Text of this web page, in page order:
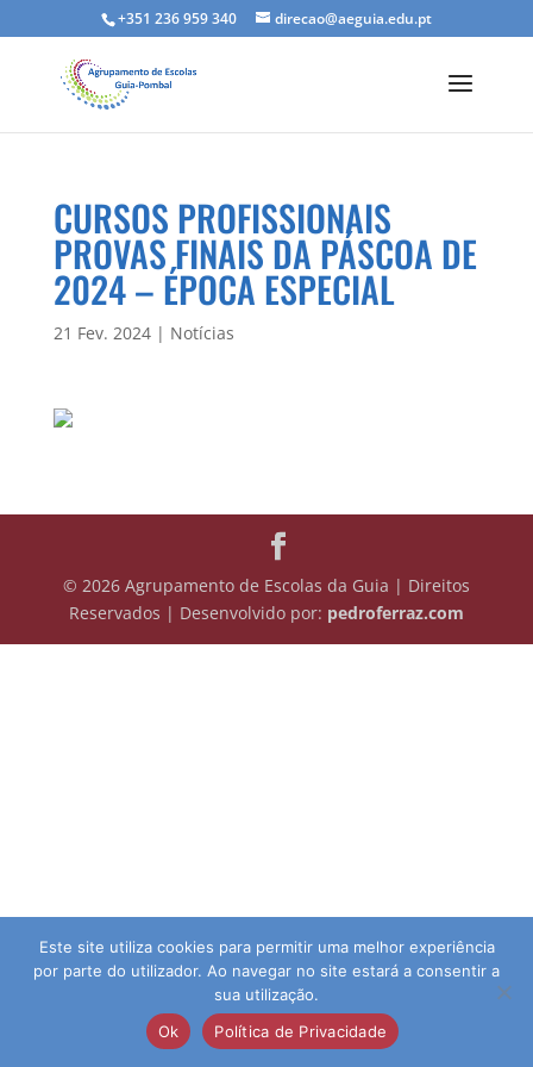
+351 236 959 340 direcao@aeguia.edu.pt
CURSOS PROFISSIONAIS
PROVAS FINAIS DA PÁSCOA DE
2024 – ÉPOCA ESPECIAL
21 Fev. 2024| Notícias
© 2026 Agrupamento de Escolas da Guia | Direitos
Reservados | Desenvolvido por: pedroferraz.com
Este site utiliza cookies para permitir uma melhor experiência
por parte do utilizador. Ao navegar no site estará a consentir a
sua utilização.
Ok
Política de Privacidade